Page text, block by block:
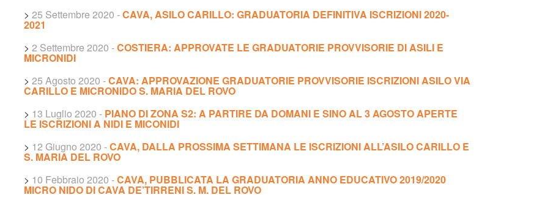
> 25 Settembre 2020 -CAVA, ASILO CARILLO: GRADUATORIA DEFINITIVA ISCRIZIONI 2020-
2021
> 2 Settembre 2020 -COSTIERA: APPROVATE LE GRADUATORIE PROVVISORIE DI ASILI E
MICRONIDI
> 25 Agosto 2020 -CAVA: APPROVAZIONE GRADUATORIE PROVVISORIE ISCRIZIONI ASILO VIA
CARILLO E MICRONIDO S. MARIA DEL ROVO
> 13 Luglio 2020 - PIANO DI ZONA S2: A PARTIRE DA DOMANI E SINO AL 3 AGOSTO APERTE
LE ISCRIZIONI A NIDI E MICONIDI
> 12 Giugno 2020 -CAVA, DALLA PROSSIMA SETTIMANA LE ISCRIZIONI ALL’ASILO CARILLO E
S. MARIA DEL ROVO
> 10 Febbraio 2020 -CAVA, PUBBLICATA LA GRADUATORIA ANNO EDUCATIVO 2019/2020
MICRO NIDO DI CAVA DE’TIRRENI S. M. DEL ROVO